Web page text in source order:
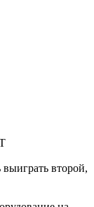
второй,